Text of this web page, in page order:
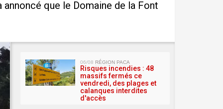
que le Domaine de la Font
06/08 RÉGION PACA
Risques incendies : 48
massifs fermés ce
vendredi, des plages et
calanques interdites
d'accès